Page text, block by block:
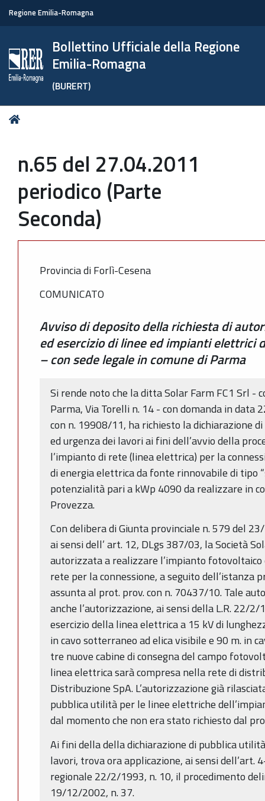
Regione Emilia-Romagna
Bollettino Ufficiale della Regione
Emilia-Romagna
(BURERT)
Tu
n.65 del 27.04.2011
periodico (Parte
Seconda)
Provincia di Forlì-Cesena
COMUNICATO
Avviso di deposito della richiesta di
ed esercizio di linee ed impianti elettrici
– con sede legale in comune di Parma
Si rende noto che la ditta Solar Farm FC1 Srl -
Parma, Via Torelli n. 14 - con domanda in
con n. 19908/11, ha richiesto la dichiarazione
ed urgenza dei lavori ai fini dell’avvio della
l’impianto di rete (linea elettrica) per la
di energia elettrica da fonte rinnovabile di tipo
potenzialità pari a kWp 4090 da realizzare in
Provezza.
Con delibera di Giunta provinciale n. 579 del
ai sensi dell’ art. 12, DLgs 387/03, la Società
autorizzata a realizzare l’impianto
rete per la connessione, a seguito
assunta al prot. prov. con n. 70437/10. Tale
anche l’autorizzazione, ai sensi della L.R. 22/
esercizio della linea elettrica a 15 kV di
in cavo sotterraneo ad elica visibile e 90 m. in
tre nuove cabine di consegna del campo
linea elettrica sarà compresa nella rete di
Distribuzione SpA. L’autorizzazione già
pubblica utilità per le linee elettriche
dal momento che non era stato richiesto dal
Ai fini della della dichiarazione di pubblica
lavori, trova ora applicazione, ai sensi dell’art.
regionale 22/2/1993, n. 10, il procedimento
19/12/2002, n. 37.